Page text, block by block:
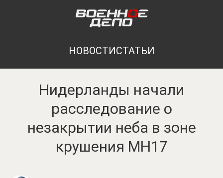
НОВОСТИСТАТЬИ
Нидерланды начали
расследование о
незакрытии неба в зоне
крушения MH17